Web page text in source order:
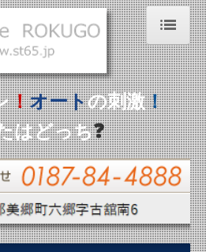
！オートの刺激！
はどっち❓